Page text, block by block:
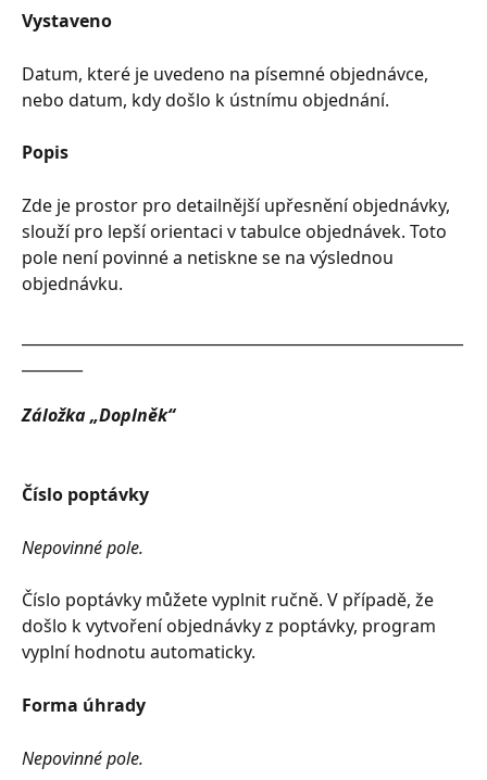
Vystaveno
Datum, které je uvedeno na písemné objednávce,
nebo datum, kdy došlo k ústnímu objednání.
Popis
Zde je prostor pro detailnější upřesnění objednávky,
slouží pro lepší orientaci v tabulce objednávek. Toto
pole není povinné a netiskne se na výslednou
objednávku.
Záložka „Doplněk“
Číslo poptávky
Nepovinné pole.
Číslo poptávky můžete vyplnit ručně. V případě, že
došlo k vytvoření objednávky z poptávky, program
vyplní hodnotu automaticky.
Forma úhrady
Nepovinné pole.